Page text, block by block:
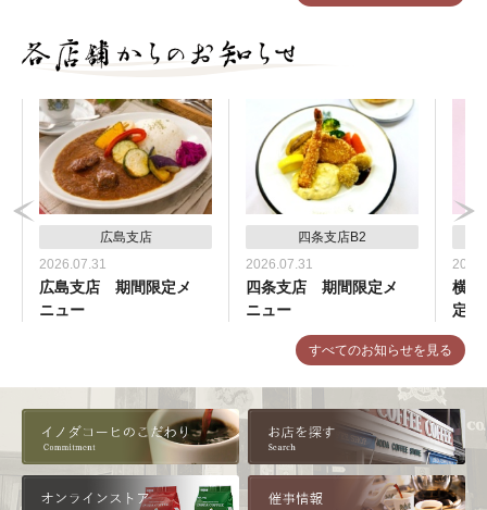
すべてのお知らせを見る
広島支店
2026.07.31
広島支店 期間限定メ
ニュー
四条支店B2
2026.07.31
四条支店 期間限定メ
ニュー
横
定メ